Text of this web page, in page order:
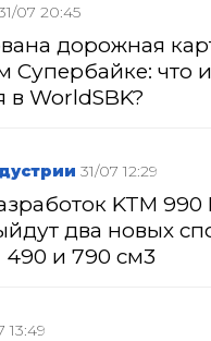
07 20:45
дорожная
Супербайке: что
в WorldSBK?
31/07 12:29
KTM 990
два новых
и 790 см3
13:49